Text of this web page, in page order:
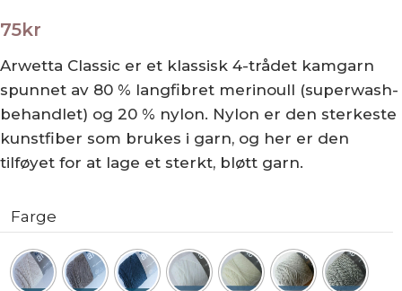
75kr
Arwetta Classic er et klassisk 4-trådet kamgarn
spunnet av 80 % langfibret merinoull (superwash-
behandlet) og 20 % nylon. Nylon er den sterkeste
kunstfiber som brukes i garn, og her er den
tilføyet for at lage et sterkt, bløtt garn.
Farge